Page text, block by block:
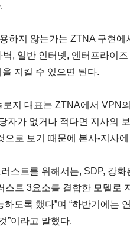
하지 않는가는 ZTNA 구현
, 일반 인터넷, 엔터프라이
지킬 수 있으면 된다.
지 대표는 ZTNA에서 VPN
자가 없거나 적다면 지사의
으로 보기 때문에 본사-지사
스트를 위해서는, SDP, 강
스트 3요소를 결합한 모델로
하도록 했다”며 “하반기에는
”이라고 말했다.